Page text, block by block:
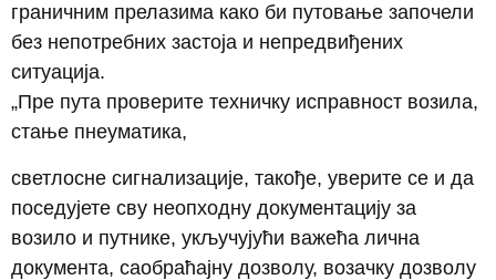
граничним прелазима како би путовање започели
без непотребних застоја и непредвиђених
ситуација.
„Пре пута проверите техничку исправност возила,
стање пнеуматика,
светлосне сигнализације, такође, уверите се и да
поседујете сву неопходну документацију за
возило и путнике, укључујући важећа лична
документа, саобраћајну дозволу, возачку дозволу